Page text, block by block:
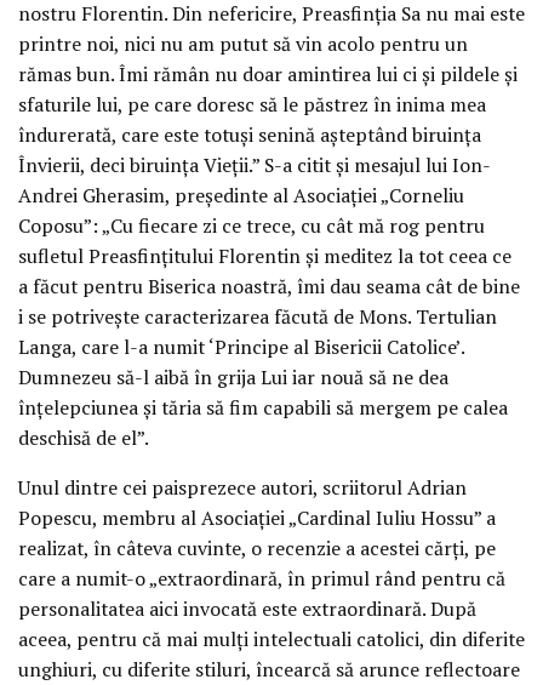
nostru Florentin. Din nefericire, Preasfinția Sa nu mai este
printre noi, nici nu am putut să vin acolo pentru un
rămas bun. Îmi rămân nu doar amintirea lui ci și pildele și
sfaturile lui, pe care doresc să le păstrez în inima mea
îndurerată, care este totuși senină așteptând biruința
Învierii, deci biruința Vieții.” S-a citit și mesajul lui Ion-
Andrei Gherasim, președinte al Asociației „Corneliu
Coposu”: „Cu fiecare zi ce trece, cu cât mă rog pentru
sufletul Preasfințitului Florentin și meditez la tot ceea ce
a făcut pentru Biserica noastră, îmi dau seama cât de bine
i se potrivește caracterizarea făcută de Mons. Tertulian
Langa, care l-a numit ‘Principe al Bisericii Catolice’.
Dumnezeu să-l aibă în grija Lui iar nouă să ne dea
înțelepciunea și tăria să fim capabili să mergem pe calea
deschisă de el”.
Unul dintre cei paisprezece autori, scriitorul Adrian
Popescu, membru al Asociației „Cardinal Iuliu Hossu” a
realizat, în câteva cuvinte, o recenzie a acestei cărți, pe
care a numit-o „extraordinară, în primul rând pentru că
personalitatea aici invocată este extraordinară. După
aceea, pentru că mai mulți intelectuali catolici, din diferite
unghiuri, cu diferite stiluri, încearcă să arunce reflectoare